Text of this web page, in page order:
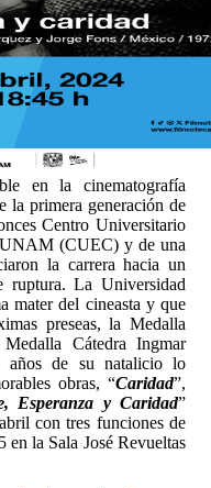
en la cinematografía
la primera generación de
Centro Universitario
(CUEC) y de una
la carrera hacia un
La Universidad
mater del cineasta y que
preseas, la Medalla
Cátedra Ingmar
de su natalicio lo
obras, “Caridad”,
Esperanza y Caridad”
con tres funciones de
la Sala José Revueltas